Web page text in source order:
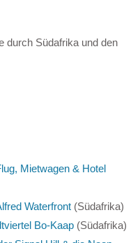
durch Südafrika und den
Mietwagen & Hotel
Waterfront(Südafrika)